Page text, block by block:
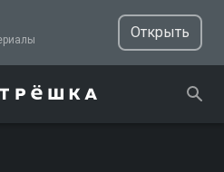
и сериалы
Открыть